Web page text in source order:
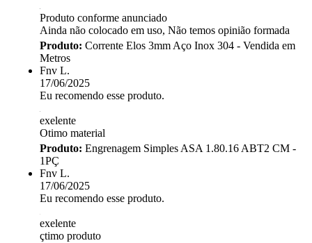
Produto conforme anunciado
Ainda não colocado em uso, Não temos opinião formada
Produto: Corrente Elos 3mm Aço Inox 304 - Vendida em
Metros
Fnv L.
17/06/2025
Eu recomendo esse produto.
exelente
Otimo material
Produto: Engrenagem Simples ASA 1.80.16 ABT2 CM -
1PÇ
Fnv L.
17/06/2025
Eu recomendo esse produto.
exelente
çtimo produto